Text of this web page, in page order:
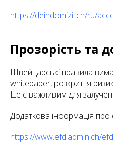
https://deindomizil.ch/ru/
Прозорість та
Швейцарські правила
whitepaper, розкриття
Це є важливим для
Додаткова інформація про
https://www.efd.admin.ch/